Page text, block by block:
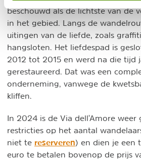
beschouwd als de lichtste van de
in het gebied. Langs de
uitingen van de liefde, zoals
hangsloten. Het liefdespad is
2012 tot 2015 en werd na die tijd
gerestaureerd. Dat was een
onderneming, vanwege de
kliffen.
In 2024 is de Via dell'Amore weer
restricties op het aantal
niet te reserveren) en dien je een
euro te betalen bovenop de prijs